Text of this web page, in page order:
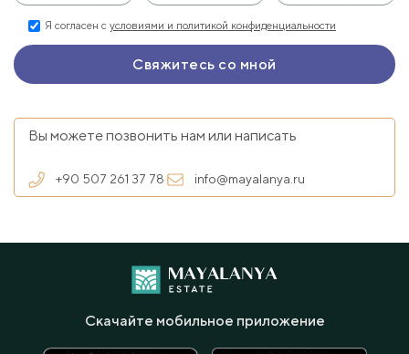
Я согласен с условиями и политикой конфиденциальности
Вы можете позвонить нам или написать
+90 507 261 37 78 info@mayalanya.ru
Скачайте мобильное приложение